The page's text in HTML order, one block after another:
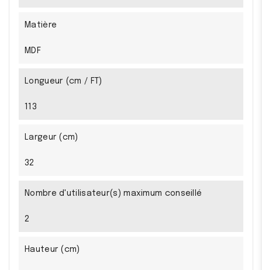
Matière
MDF
Longueur (cm / FT)
113
Largeur (cm)
32
Nombre d'utilisateur(s) maximum conseillé
2
Hauteur (cm)